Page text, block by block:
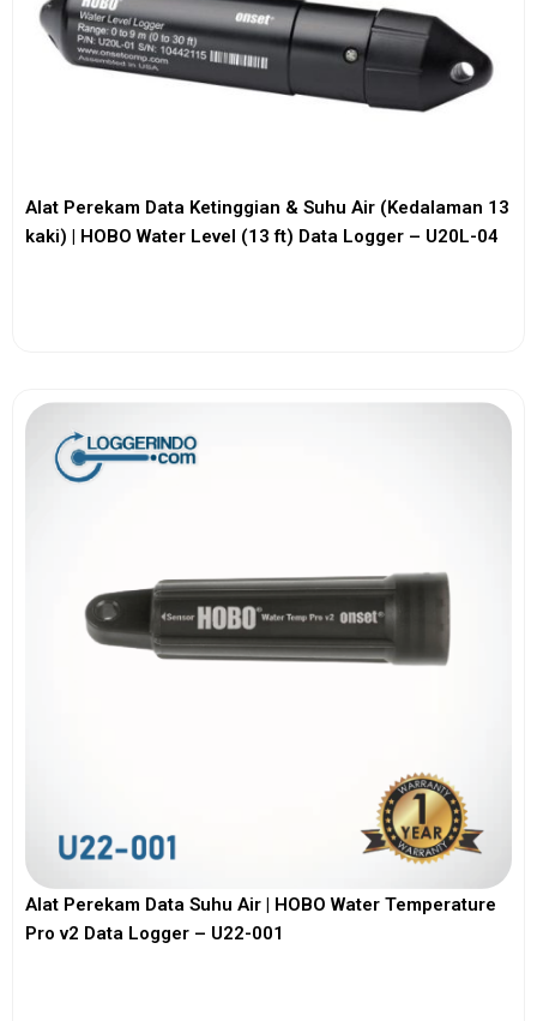
Alat Perekam Data Ketinggian & Suhu Air (Kedalaman 13
kaki) | HOBO Water Level (13 ft) Data Logger – U20L-04
Alat Perekam Data Suhu Air | HOBO Water Temperature
Pro v2 Data Logger – U22-001